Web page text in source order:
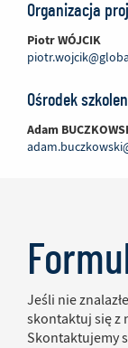
Organizacja
Piotr WÓJCIK
Ośrodek
Adam
Jeśli nie
skontaktuj się z
Skontaktujemy